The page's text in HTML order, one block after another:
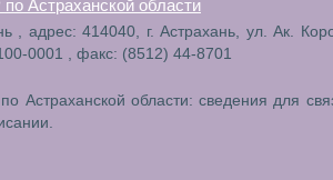
Астраханской области
, адрес: 414040, г. Астрахань, ул. Ак.
0001 , факс: (8512) 44-8701
Астраханской области: сведения для